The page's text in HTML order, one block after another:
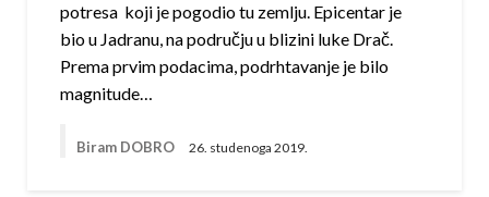
potresa koji je pogodio tu zemlju. Epicentar je
bio u Jadranu, na području u blizini luke Drač.
Prema prvim podacima, podrhtavanje je bilo
magnitude…
Biram DOBRO 26. studenoga 2019.